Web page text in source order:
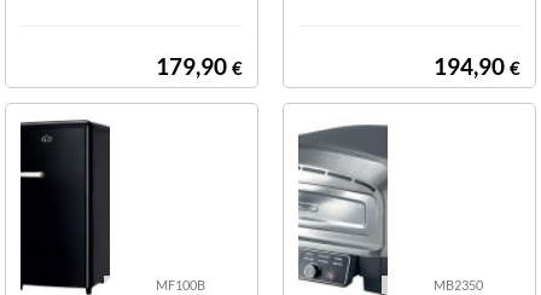
179,90 € 194,90 €
MF100B MB2350